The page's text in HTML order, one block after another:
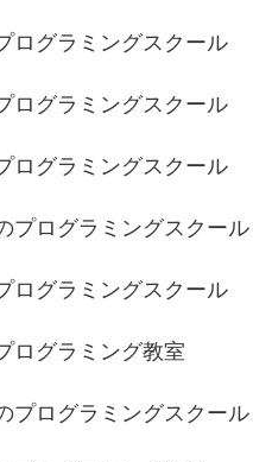
ログラミングスクール
ログラミングスクール
ログラミングスクール
プログラミングスクール
ログラミングスクール
ログラミング教室
プログラミングスクール